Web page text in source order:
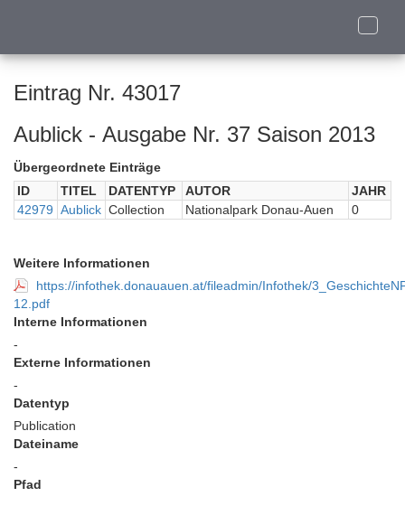
Toggle
Eintrag Nr. 43017
Aublick - Ausgabe Nr. 37 Saison 2013
Übergeordnete Einträge
ID
TITEL DATENTYP AUTOR
JAHR
42979 Aublick Collection Nationalpark Donau-Auen 0
Weitere Informationen
https://infothek.donauauen.at/fileadmin/Infothek/
12.pdf
Interne Informationen
-
Externe Informationen
-
Datentyp
Publication
Dateiname
-
Pfad